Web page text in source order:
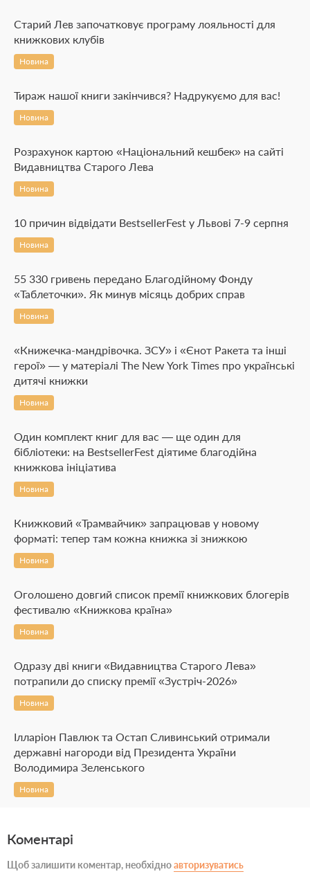
Старий Лев започатковує програму лояльності для
книжкових клубів
Новина
Тираж нашої книги закінчився? Надрукуємо для вас!
Новина
Розрахунок картою «Національний кешбек» на сайті
Видавництва Старого Лева
Новина
10 причин відвідати BestsellerFest у Львові 7-9 серпня
Новина
55 330 гривень передано Благодійному Фонду
«Таблеточки». Як минув місяць добрих справ
Новина
«Книжечка-мандрівочка. ЗСУ» і «Єнот Ракета та інші
герої» — у матеріалі The New York Times про українські
дитячі книжки
Новина
Один комплект книг для вас — ще один для
бібліотеки: на BestsellerFest діятиме благодійна
книжкова ініціатива
Новина
Книжковий «Трамвайчик» запрацював у новому
форматі: тепер там кожна книжка зі знижкою
Новина
Оголошено довгий список премії книжкових блогерів
фестивалю «Книжкова країна»
Новина
Одразу дві книги «Видавництва Старого Лева»
потрапили до списку премії «Зустріч-2026»
Новина
Ілларіон Павлюк та Остап Сливинський отримали
державні нагороди від Президента України
Володимира Зеленського
Новина
Коментарі
Щоб залишити коментар, необхідноавторизуватись